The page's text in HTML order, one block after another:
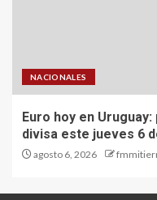
NACIONALES
Euro hoy en
divisa este jueves 6
agosto 6, 2026